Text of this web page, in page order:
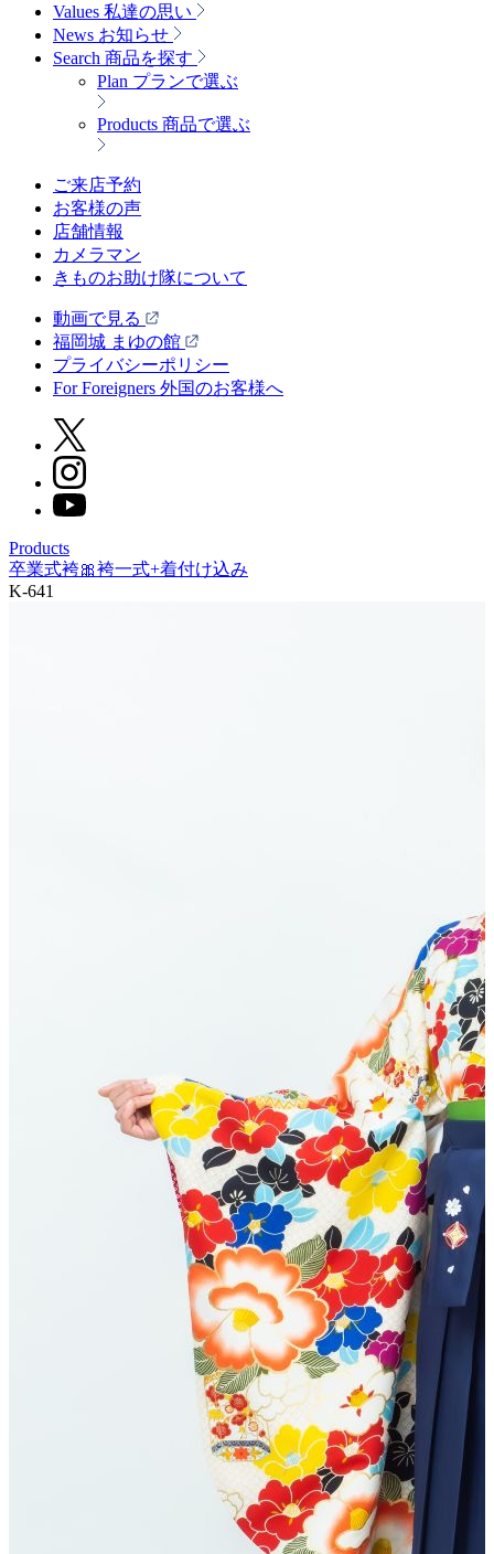
Values 私達の思い
News お知らせ
Search 商品を探す
Plan プランで選ぶ
Products 商品で選ぶ
ご来店予約
お客様の声
店舗情報
カメラマン
きものお助け隊について
動画で見る
福岡城 まゆの館
プライバシーポリシー
For Foreigners 外国のお客様へ
Products
卒業式袴🎀袴一式+着付け込み
K-641